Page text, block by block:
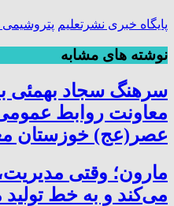
پایگاه خبری نشرتعلیم
نوشته های مشابه
سرهنگ سجاد بهمئی
معاونت روابط
عصر(عج) خوزستان
مارون؛ وقتی
می‌کند و به خط